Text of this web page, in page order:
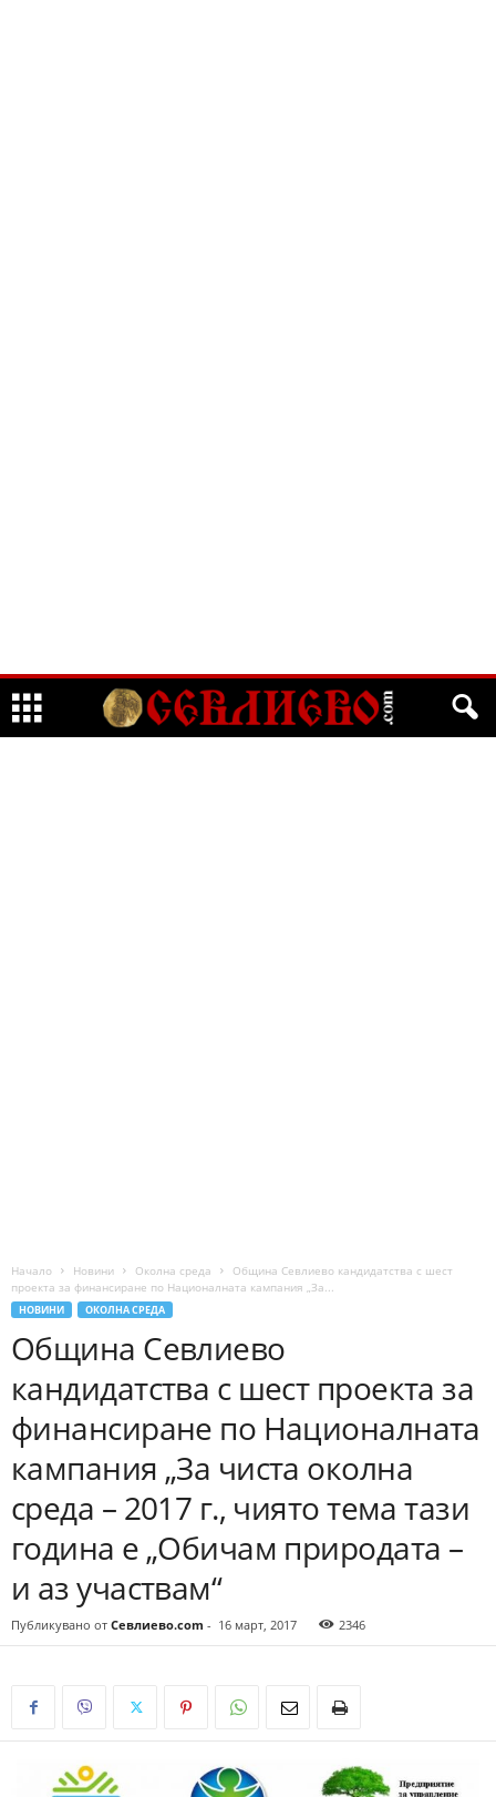
Начало Новини Околна среда
Община Севлиево кандидатства с шест
проекта за финансиране по Националната кампания „За...
НОВИНИ ОКОЛНА СРЕДА
Община Севлиево
кандидатства с шест проекта за
финансиране по Националната
кампания „За чиста околна
среда – 2017 г., чиято тема тази
година е „Обичам природата –
и аз участвам“
Публикувано от Севлиево.com - 16 март, 2017 2346